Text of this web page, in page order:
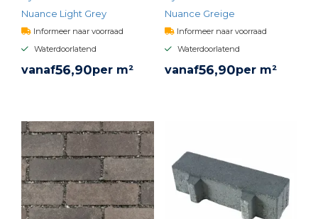
Nuance Light Grey
Informeer naar voorraad
Waterdoorlatend
vanaf56,90per m²
Nuance Greige
Informeer naar voorraad
Waterdoorlatend
vanaf56,90per m²